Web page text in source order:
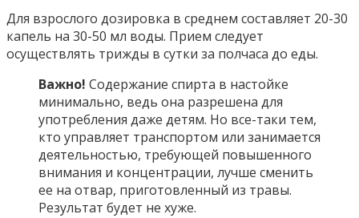
Для взрослого дозировка в среднем составляет 20-30
капель на 30-50 мл воды. Прием следует
осуществлять трижды в сутки за полчаса до еды.
Важно! Содержание спирта в настойке
минимально, ведь она разрешена для
употребления даже детям. Но все-таки тем,
кто управляет транспортом или занимается
деятельностью, требующей повышенного
внимания и концентрации, лучше сменить
ее на отвар, приготовленный из травы.
Результат будет не хуже.